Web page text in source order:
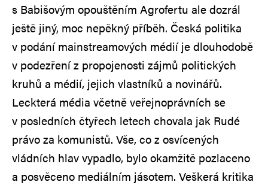
s Babišovým opouštěním Agrofertu ale dozrál
ještě jiný, moc nepěkný příběh. Česká politika
v podání mainstreamových médií je dlouhodobě
v podezření z propojenosti zájmů politických
kruhů a médií, jejich vlastníků a novinářů.
Leckterá média včetně veřejnoprávních se
v posledních čtyřech letech chovala jak Rudé
právo za komunistů. Vše, co z osvícených
vládních hlav vypadlo, bylo okamžitě pozlaceno
a posvěceno mediálním jásotem. Veškerá kritika